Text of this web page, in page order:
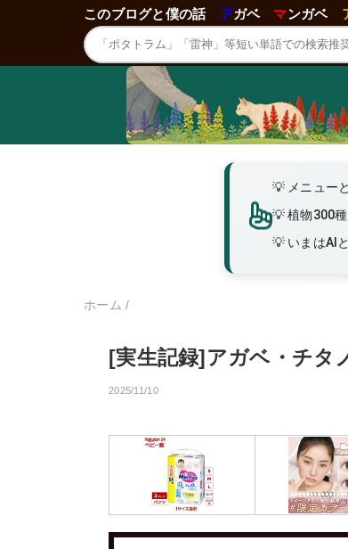
このブログと僕の話 アガベ マンガベ
メニュー
植物300
いまはAI
ホーム /
[実生記録]アガベ・チタ
2025/11/10